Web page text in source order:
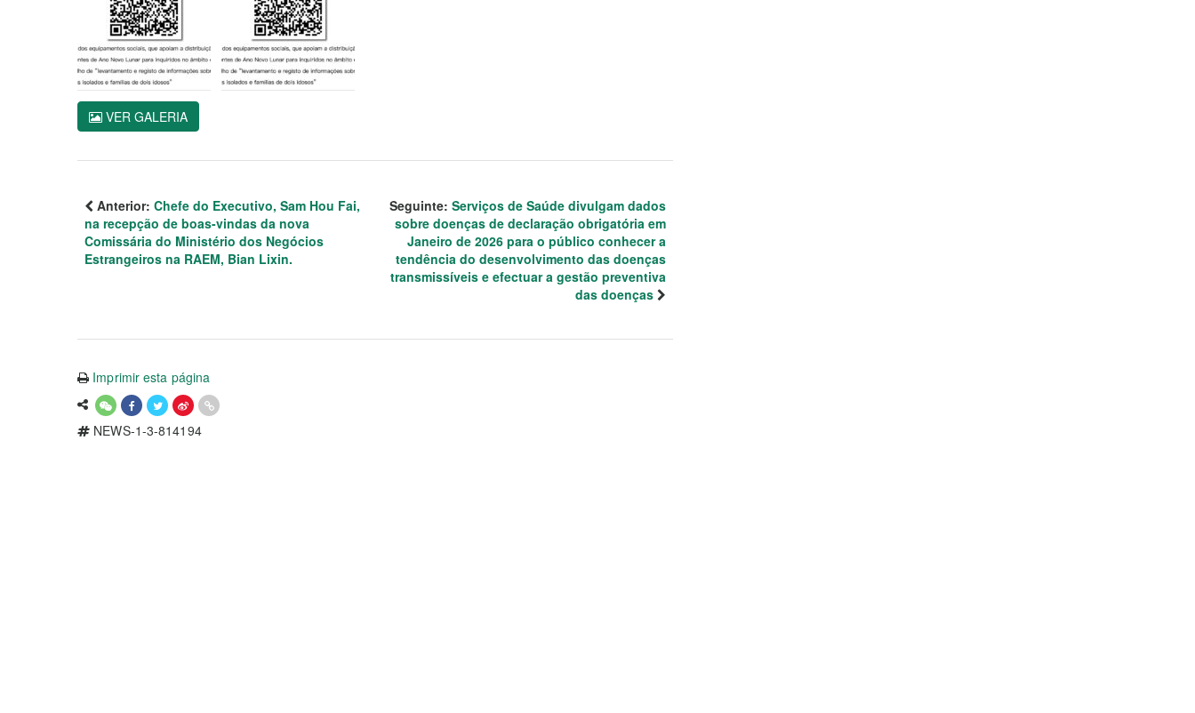
VER GALERIA
Anterior: Chefe do Executivo, Sam Hou Fai,
na recepção de boas-vindas da nova
Comissária do Ministério dos Negócios
Estrangeiros na RAEM, Bian Lixin.
Seguinte: Serviços de Saúde divulgam dados
sobre doenças de declaração obrigatória em
Janeiro de 2026 para o público conhecer a
tendência do desenvolvimento das doenças
transmissíveis e efectuar a gestão preventiva
das doenças
Imprimir esta página
NEWS-1-3-814194